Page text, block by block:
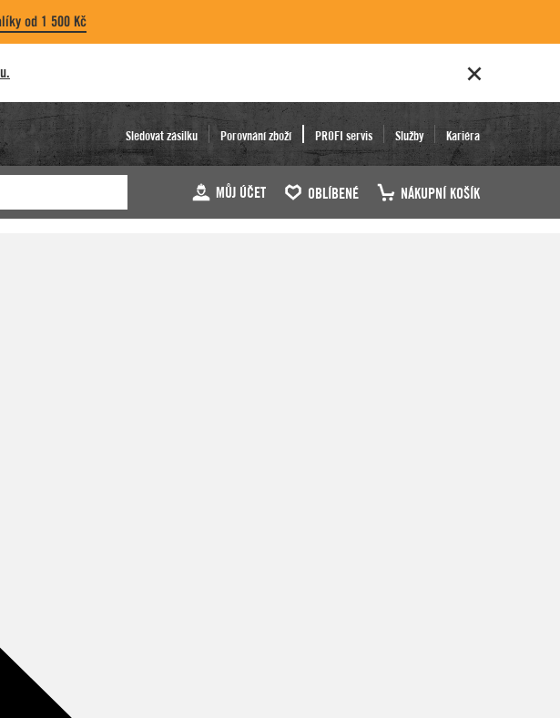
od 1 500 Kč
Sledovat zásilku Porovnání zboží PROFI servis Služby Kariéra
MŮJ ÚČET OBLÍBENÉ NÁKUPNÍ KOŠÍK